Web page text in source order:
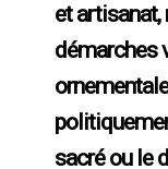
et
démarches
sacré ou le